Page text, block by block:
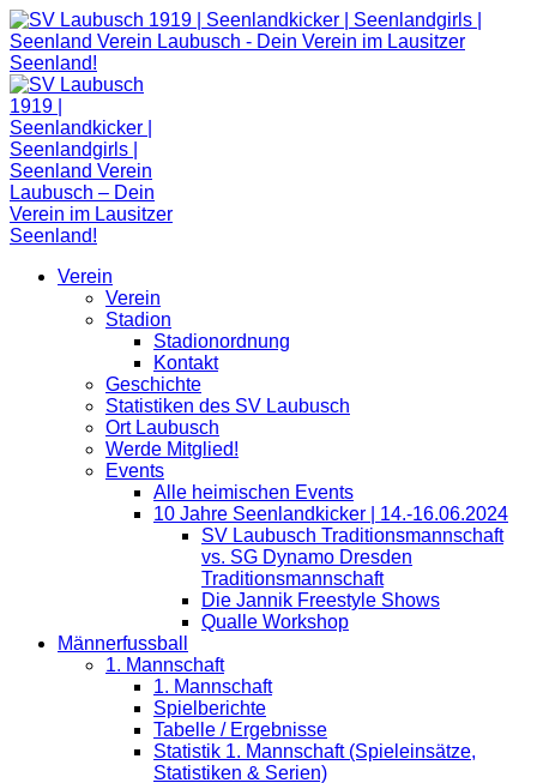
Zum
Inhalt
springen
Verein
Verein
Stadion
Stadionordnung
Kontakt
Geschichte
Statistiken des SV Laubusch
Ort Laubusch
Werde Mitglied!
Events
Alle heimischen Events
10 Jahre Seenlandkicker | 14.-16.06.2024
SV Laubusch Traditionsmannschaft
vs. SG Dynamo Dresden
Traditionsmannschaft
Die Jannik Freestyle Shows
Qualle Workshop
Männerfussball
1. Mannschaft
1. Mannschaft
Spielberichte
Tabelle / Ergebnisse
Statistik 1. Mannschaft (Spieleinsätze,
Statistiken & Serien)